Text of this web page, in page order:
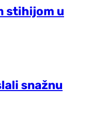
stihijom u
snažnu